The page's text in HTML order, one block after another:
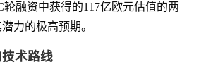
轮融资中获得的117亿欧元估值的两
力的极高预期。
术路线